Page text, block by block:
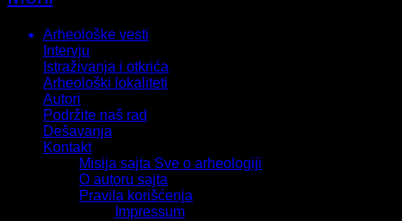
Arheološke vesti
Intervju
Istraživanja i otkrića
Arheološki lokaliteti
Autori
Podržite naš rad
Dešavanja
Kontakt
Misija sajta Sve o arheologiji
O autoru sajta
Pravila korišćenja
Impressum